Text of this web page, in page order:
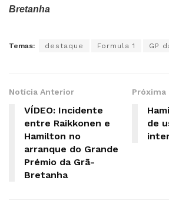
Bretanha
Temas: destaque Formula 1 GP
Notícia Anterior
VÍDEO: Incidente
entre Raikkonen e
Hamilton no
arranque do Grande
Prémio da Grã-
Bretanha
Próxima
de